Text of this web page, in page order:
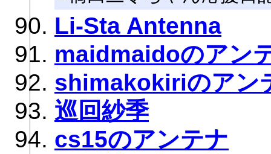
Li-Sta Antenna
maidmaidoのアン
shimakokiriのアン
巡回紗季
cs15のアンテナ